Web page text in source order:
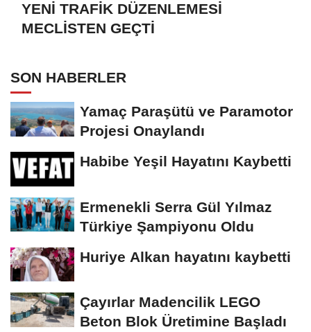
YENİ TRAFİK DÜZENLEMESİ
MECLİSTEN GEÇTİ
SON HABERLER
Yamaç Paraşütü ve Paramotor
Projesi Onaylandı
Habibe Yeşil Hayatını Kaybetti
Ermenekli Serra Gül Yılmaz
Türkiye Şampiyonu Oldu
Huriye Alkan hayatını kaybetti
Çayırlar Madencilik LEGO
Beton Blok Üretimine Başladı